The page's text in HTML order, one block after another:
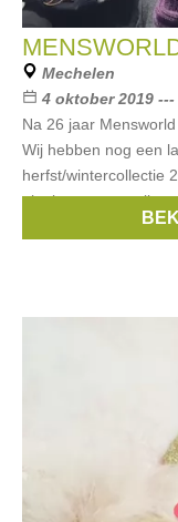
Mechelen
4 oktober 2019
Na 26 jaar
Wij hebben nog een
herfst/wintercollectie
oktober starten wij
Zilton,